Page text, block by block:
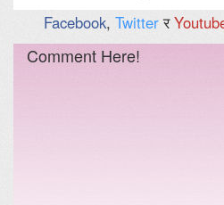
Facebook, Twitterर
Comment Here!